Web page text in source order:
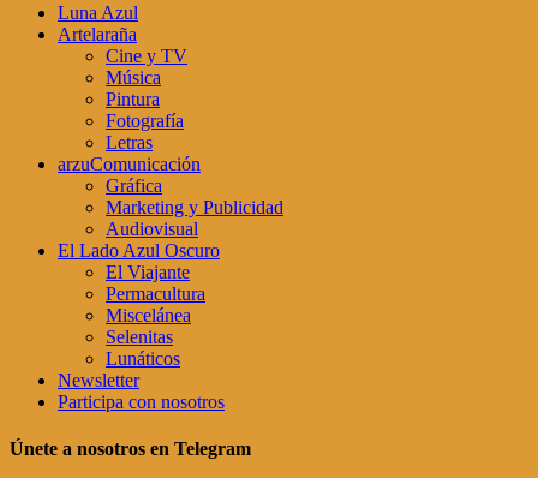
Luna Azul
Artelaraña
Cine y TV
Música
Pintura
Fotografía
Letras
arzuComunicación
Gráfica
Marketing y Publicidad
Audiovisual
El Lado Azul Oscuro
El Viajante
Permacultura
Miscelánea
Selenitas
Lunáticos
Newsletter
Participa con nosotros
Únete a nosotros en Telegram